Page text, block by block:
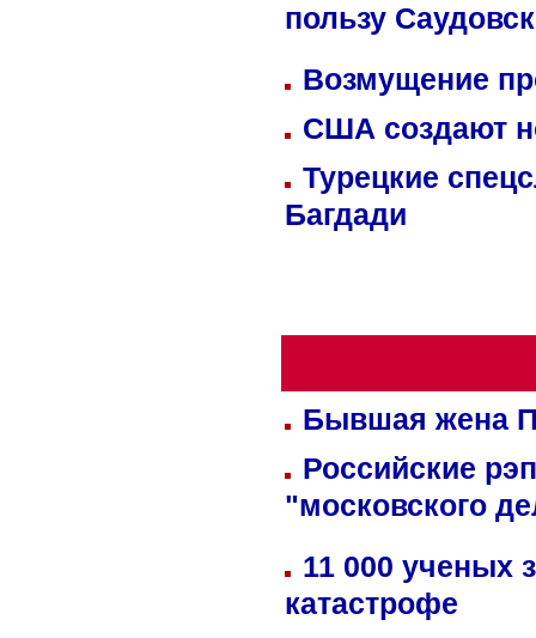
пользу
Возмущение
США создают
Турецкие
Багдади
Бывшая жена
Российские
"московского
11 000 ученых
катастрофе